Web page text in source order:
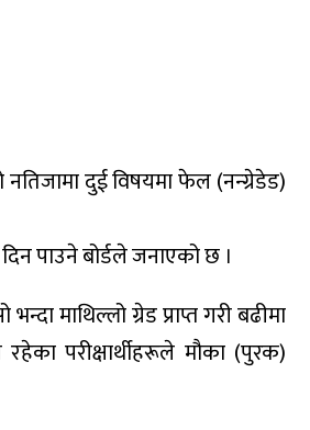
नतिजामा दुई विषयमा फेल (नन्ग्रेडेड)
पाउने बोर्डले जनाएको छ ।
माथिल्लो ग्रेड प्राप्त गरी बढीमा
परीक्षार्थीहरूले मौका (पुरक)